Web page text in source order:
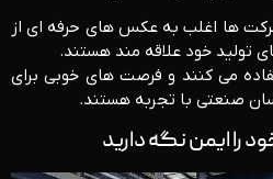
ها اغلب به عکس های حرفه ای از
تولید خود علاقه مند هستند.
می کنند و فرصت های خوبی برای
صنعتی با تجربه هستند.
را ایمن نگه دارید